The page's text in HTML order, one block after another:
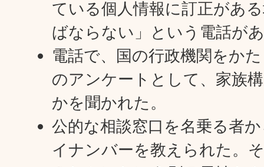
ている個人情報に訂正があ
ばならない」という電話が
電話で、国の行政機関をか
のアンケートとして、家族
かを聞かれた。
公的な相談窓口を名乗る者
イナンバーを教えられた。